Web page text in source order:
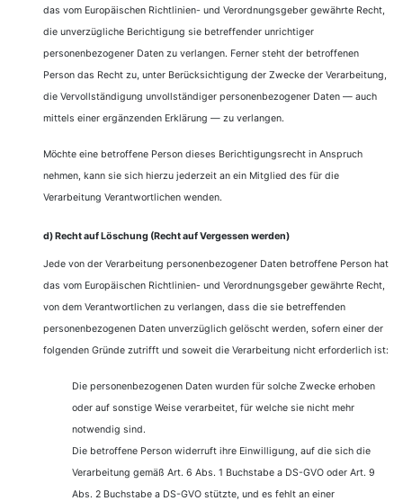
das vom Europäischen Richtlinien- und Verordnungsgeber gewährte Recht,
die unverzügliche Berichtigung sie betreffender unrichtiger
personenbezogener Daten zu verlangen. Ferner steht der betroffenen
Person das Recht zu, unter Berücksichtigung der Zwecke der Verarbeitung,
die Vervollständigung unvollständiger personenbezogener Daten — auch
mittels einer ergänzenden Erklärung — zu verlangen.
Möchte eine betroffene Person dieses Berichtigungsrecht in Anspruch
nehmen, kann sie sich hierzu jederzeit an ein Mitglied des für die
Verarbeitung Verantwortlichen wenden.
d) Recht auf Löschung (Recht auf Vergessen werden)
Jede von der Verarbeitung personenbezogener Daten betroffene Person hat
das vom Europäischen Richtlinien- und Verordnungsgeber gewährte Recht,
von dem Verantwortlichen zu verlangen, dass die sie betreffenden
personenbezogenen Daten unverzüglich gelöscht werden, sofern einer der
folgenden Gründe zutrifft und soweit die Verarbeitung nicht erforderlich ist:
Die personenbezogenen Daten wurden für solche Zwecke erhoben
oder auf sonstige Weise verarbeitet, für welche sie nicht mehr
notwendig sind.
Die betroffene Person widerruft ihre Einwilligung, auf die sich die
Verarbeitung gemäß Art. 6 Abs. 1 Buchstabe a DS-GVO oder Art. 9
Abs. 2 Buchstabe a DS-GVO stützte, und es fehlt an einer